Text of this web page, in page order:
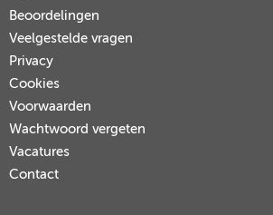
Beoordelingen
Veelgestelde vragen
Privacy
Cookies
Voorwaarden
Wachtwoord vergeten
Vacatures
Contact